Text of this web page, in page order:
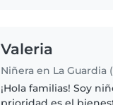
Valeria
¡Hola familias! Soy